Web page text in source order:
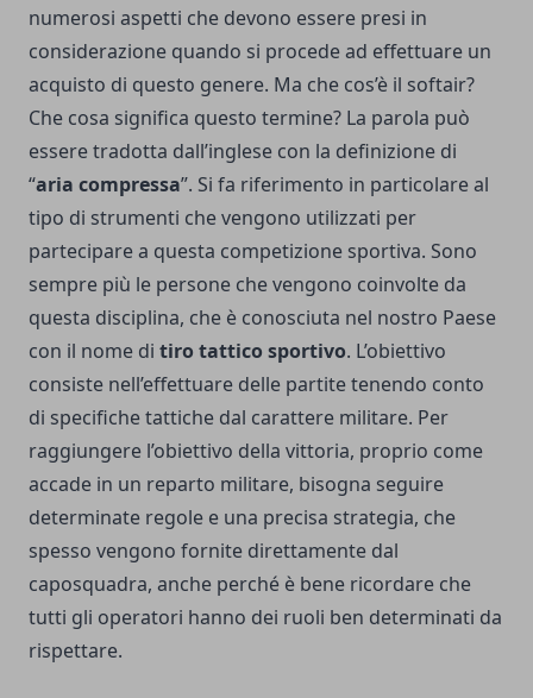
numerosi aspetti che devono essere presi in
considerazione quando si procede ad effettuare un
acquisto di questo genere. Ma che cos’è il softair?
Che cosa significa questo termine? La parola può
essere tradotta dall’inglese con la definizione di
“aria compressa”. Si fa riferimento in particolare al
tipo di strumenti che vengono utilizzati per
partecipare a questa competizione sportiva. Sono
sempre più le persone che vengono coinvolte da
questa disciplina, che è conosciuta nel nostro Paese
con il nome di tiro tattico sportivo. L’obiettivo
consiste nell’effettuare delle partite tenendo conto
di specifiche tattiche dal carattere militare. Per
raggiungere l’obiettivo della vittoria, proprio come
accade in un reparto militare, bisogna seguire
determinate regole e una precisa strategia, che
spesso vengono fornite direttamente dal
caposquadra, anche perché è bene ricordare che
tutti gli operatori hanno dei ruoli ben determinati da
rispettare.